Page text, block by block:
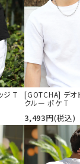
絞り込んで検索する
ジ T
[GOTCHA] デオ
クルー ポケ T
3,493円(税込)